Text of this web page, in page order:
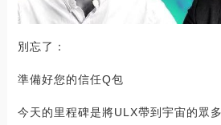
別忘了：
準備好您的信任Q包
今天的里程碑是將ULX帶到宇宙的眾